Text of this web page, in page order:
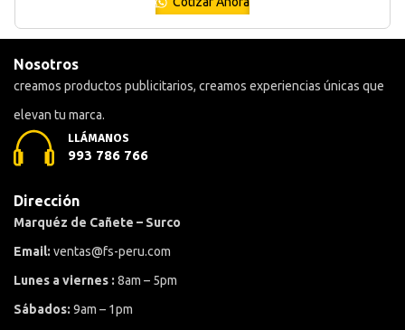
Nosotros
creamos productos publicitarios, creamos experiencias únicas que
elevan tu marca.
LLÁMANOS
993 786 766
Dirección
Marquéz de Cañete – Surco
Email: ventas@fs-peru.com
Lunes a viernes : 8am – 5pm
Sábados: 9am – 1pm